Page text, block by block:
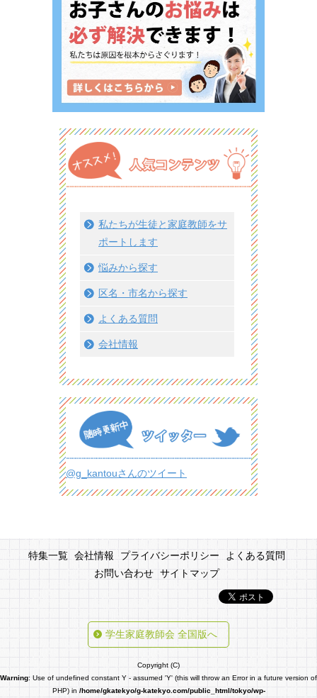
私たちが生徒と家庭教師をサ
ポートします
悩みから探す
区名・市名から探す
よくある質問
会社情報
@g_kantouさんのツイート
特集一覧 会社情報 プライバシーポリシー
よくある質問
お問い合わせ サイトマップ
学生家庭教師会 全国版へ
Copyright (C)
Warning: Use of undefined constant Y - assumed 'Y' (this will throw an Error in a future version of
PHP) in /home/gkatekyo/g-katekyo.com/public_html/tokyo/wp-